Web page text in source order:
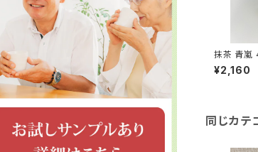
抹茶 青嵐
CHA
¥2,160
同じカテ